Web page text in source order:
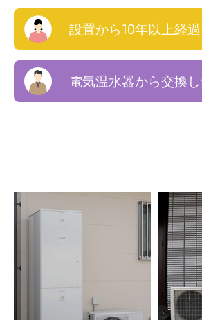
設置から10年以上経
電気温水器から交換